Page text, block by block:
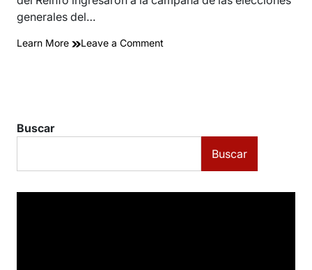
generales del…
Learn More Leave a Comment
dinero
Buscar
Buscar